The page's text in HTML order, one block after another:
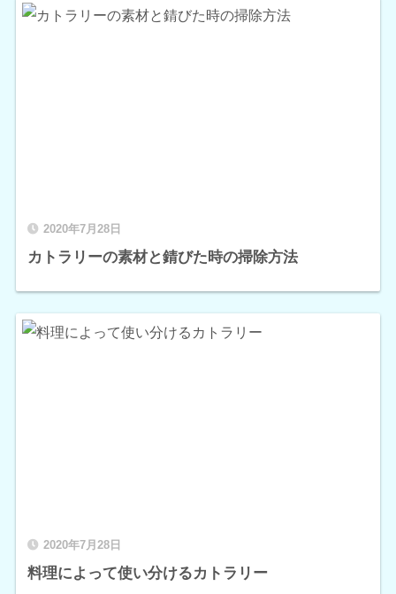
2020年7月28日
カトラリーの素材と錆びた時の掃除方法
2020年7月28日
料理によって使い分けるカトラリー